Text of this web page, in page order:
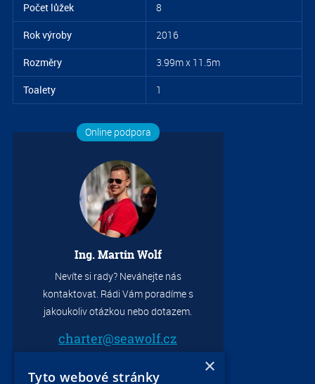
Počet lůžek 8
Rok výroby 2016
Rozměry 3.99m x 11.5m
Toalety 1
Online podpora
Ing. Martin Wolf
Nevíte si rady? Neváhejte nás
kontaktovat. Rádi Vám poradíme s
jakoukoliv otázkou nebo dotazem.
charter@seawolf.cz
×
Tyto webové stránky